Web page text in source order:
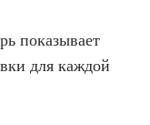
показывает
для каждой